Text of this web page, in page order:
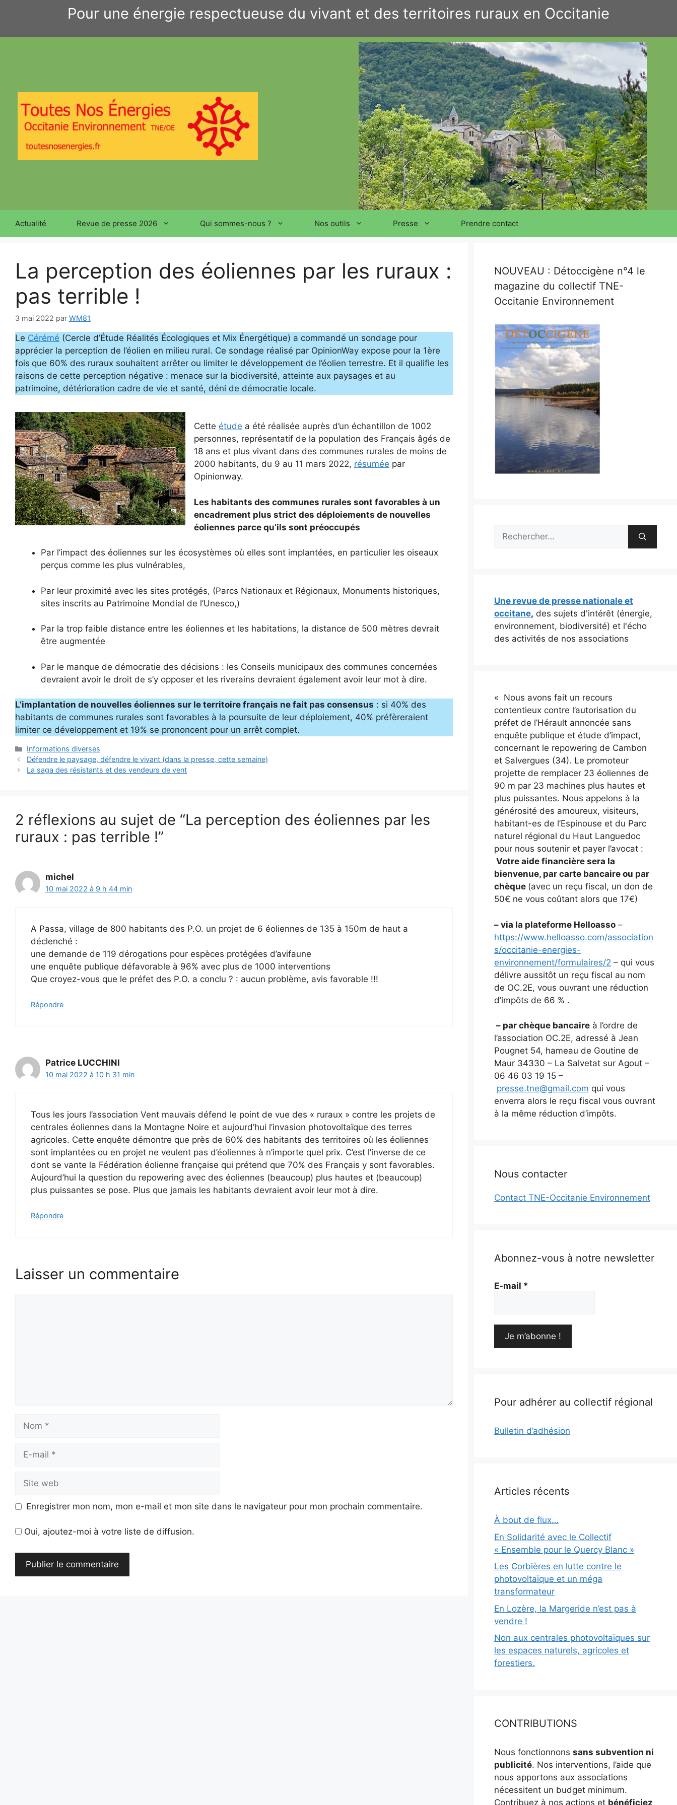
Pour une énergie respectueuse du vivant et des territoires ruraux en Occitanie
Actualité Revue de presse 2026 Qui sommes-nous ? Nos outils Presse Prendre contact
La perception des éoliennes par les ruraux :
pas terrible !
3 mai 2022 par WM81
Le Cérémé (Cercle d’Étude Réalités Écologiques et Mix Énergétique) a commandé un sondage pour
apprécier la perception de l’éolien en milieu rural. Ce sondage réalisé par OpinionWay expose pour la 1ère
fois que 60% des ruraux souhaitent arrêter ou limiter le développement de l’éolien terrestre. Et il qualifie les
raisons de cette perception négative : menace sur la biodiversité, atteinte aux paysages et au
patrimoine, détérioration cadre de vie et santé, déni de démocratie locale.
Cette étude a été réalisée auprès d’un échantillon de 1002
personnes, représentatif de la population des Français âgés de
18 ans et plus vivant dans des communes rurales de moins de
2000 habitants, du 9 au 11 mars 2022, résumée par
Opinionway.
Les habitants des communes rurales sont favorables à un
encadrement plus strict des déploiements de nouvelles
éoliennes parce qu’ils sont préoccupés
Par l’impact des éoliennes sur les écosystèmes où elles sont implantées, en particulier les oiseaux
perçus comme les plus vulnérables,
Par leur proximité avec les sites protégés, (Parcs Nationaux et Régionaux, Monuments historiques,
sites inscrits au Patrimoine Mondial de l’Unesco,)
Par la trop faible distance entre les éoliennes et les habitations, la distance de 500 mètres devrait
être augmentée
Par le manque de démocratie des décisions : les Conseils municipaux des communes concernées
devraient avoir le droit de s’y opposer et les riverains devraient également avoir leur mot à dire.
L’implantation de nouvelles éoliennes sur le territoire français ne fait pas consensus : si 40% des
habitants de communes rurales sont favorables à la poursuite de leur déploiement, 40% préfèreraient
limiter ce développement et 19% se prononcent pour un arrêt complet.
Catégories
Informations diverses
Défendre le paysage, défendre le vivant (dans la presse, cette semaine)
La saga des résistants et des vendeurs de vent
2 réflexions au sujet de “La perception des éoliennes par les
ruraux : pas terrible !”
michel
10 mai 2022 à 9 h 44 min
A Passa, village de 800 habitants des P.O. un projet de 6 éoliennes de 135 à 150m de haut a
déclenché :
une demande de 119 dérogations pour espèces protégées d’avifaune
une enquête publique défavorable à 96% avec plus de 1000 interventions
Que croyez-vous que le préfet des P.O. a conclu ? : aucun problème, avis favorable !!!
Répondre
Patrice LUCCHINI
10 mai 2022 à 10 h 31 min
Tous les jours l’association Vent mauvais défend le point de vue des « ruraux » contre les projets de
centrales éoliennes dans la Montagne Noire et aujourd’hui l’invasion photovoltaïque des terres
agricoles. Cette enquête démontre que près de 60% des habitants des territoires où les éoliennes
sont implantées ou en projet ne veulent pas d’éoliennes à n’importe quel prix. C’est l’inverse de ce
dont se vante la Fédération éolienne française qui prétend que 70% des Français y sont favorables.
Aujourd’hui la question du repowering avec des éoliennes (beaucoup) plus hautes et (beaucoup)
plus puissantes se pose. Plus que jamais les habitants devraient avoir leur mot à dire.
Répondre
Laisser un commentaire
mail
web
Enregistrer mon nom, mon e-mail et mon site dans le navigateur pour mon prochain commentaire.
Oui, ajoutez-moi à votre liste de diffusion.
NOUVEAU : Détoccigène n°4 le
magazine du collectif TNE-
Occitanie Environnement
Rechercher :
Une revue de presse nationale et
occitane, des sujets d'intérêt (énergie,
environnement, biodiversité) et l'écho
des activités de nos associations
« Nous avons fait un recours
contentieux contre l’autorisation du
préfet de l’Hérault annoncée sans
enquête publique et étude d’impact,
concernant le repowering de Cambon
et Salvergues (34). Le promoteur
projette de remplacer 23 éoliennes de
90 m par 23 machines plus hautes et
plus puissantes. Nous appelons à la
générosité des amoureux, visiteurs,
habitant-es de l’Espinouse et du Parc
naturel régional du Haut Languedoc
pour nous soutenir et payer l’avocat :
Votre aide financière sera la
bienvenue, par carte bancaire ou par
chèque (avec un reçu fiscal, un don de
50€ ne vous coûtant alors que 17€)
– via la plateforme Helloasso–
https://www.helloasso.com/association
s/occitanie-energies-
environnement/formulaires/2 – qui vous
délivre aussitôt un reçu fiscal au nom
de OC.2E, vous ouvrant une réduction
d’impôts de 66 % .
– par chèque bancaireà l’ordre de
l’association OC.2E, adressé à Jean
Pougnet 54, hameau de Goutine de
Maur 34330 – La Salvetat sur Agout –
06 46 03 19 15 –
presse.tne@gmail.com qui vous
enverra alors le reçu fiscal vous ouvrant
à la même réduction d’impôts.
Nous contacter
Contact TNE-Occitanie Environnement
Abonnez-vous à notre newsletter
E-mail *
Pour adhérer au collectif régional
Bulletin d’adhésion
Articles récents
À bout de flux…
En Solidarité avec le Collectif
« Ensemble pour le Quercy Blanc »
Les Corbières en lutte contre le
photovoltaïque et un méga
transformateur
En Lozère, la Margeride n’est pas à
vendre !
Non aux centrales photovoltaïques sur
les espaces naturels, agricoles et
forestiers.
CONTRIBUTIONS
Nous fonctionnons sans subvention ni
publicité. Nos interventions, l’aide que
nous apportons aux associations
nécessitent un budget minimum.
Contribuez à nos actions et bénéficiez